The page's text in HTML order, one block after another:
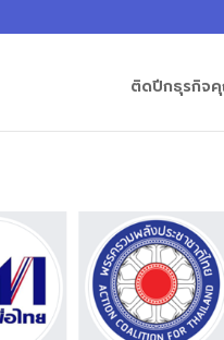
ติดปีกธุรกิจ